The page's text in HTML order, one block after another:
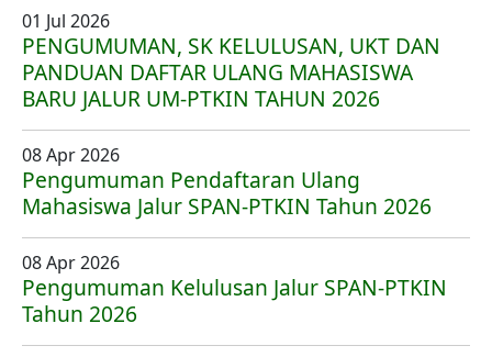
01 Jul 2026
PENGUMUMAN, SK KELULUSAN, UKT DAN
PANDUAN DAFTAR ULANG MAHASISWA
BARU JALUR UM-PTKIN TAHUN 2026
08 Apr 2026
Pengumuman Pendaftaran Ulang
Mahasiswa Jalur SPAN-PTKIN Tahun 2026
08 Apr 2026
Pengumuman Kelulusan Jalur SPAN-PTKIN
Tahun 2026